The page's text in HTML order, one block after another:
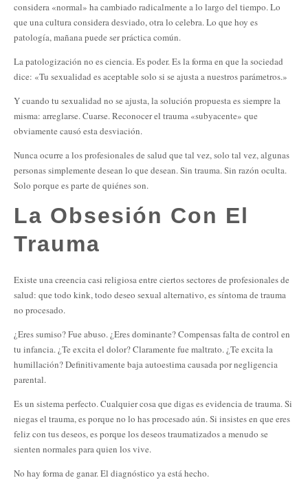
considera «normal» ha cambiado radicalmente a lo largo del tiempo. Lo
que una cultura considera desviado, otra lo celebra. Lo que hoy es
patología, mañana puede ser práctica común.
La patologización no es ciencia. Es poder. Es la forma en que la sociedad
dice: «Tu sexualidad es aceptable solo si se ajusta a nuestros parámetros.»
Y cuando tu sexualidad no se ajusta, la solución propuesta es siempre la
misma: arreglarse. Cuarse. Reconocer el trauma «subyacente» que
obviamente causó esta desviación.
Nunca ocurre a los profesionales de salud que tal vez, solo tal vez, algunas
personas simplemente desean lo que desean. Sin trauma. Sin razón oculta.
Solo porque es parte de quiénes son.
La Obsesión Con El
Trauma
Existe una creencia casi religiosa entre ciertos sectores de profesionales de
salud: que todo kink, todo deseo sexual alternativo, es síntoma de trauma
no procesado.
¿Eres sumiso? Fue abuso. ¿Eres dominante? Compensas falta de control en
tu infancia. ¿Te excita el dolor? Claramente fue maltrato. ¿Te excita la
humillación? Definitivamente baja autoestima causada por negligencia
parental.
Es un sistema perfecto. Cualquier cosa que digas es evidencia de trauma. Si
niegas el trauma, es porque no lo has procesado aún. Si insistes en que eres
feliz con tus deseos, es porque los deseos traumatizados a menudo se
sienten normales para quien los vive.
No hay forma de ganar. El diagnóstico ya está hecho.